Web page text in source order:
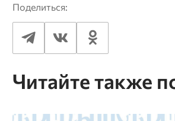
Поделиться:
Читайте также